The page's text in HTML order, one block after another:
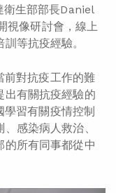
衛生部部長Daniel
視像研討會，線上
等抗疫經驗。
對抗疫工作的難
出有關抗疫經驗的
習有關疫情控制
感染病人救治、
的所有同事都從中